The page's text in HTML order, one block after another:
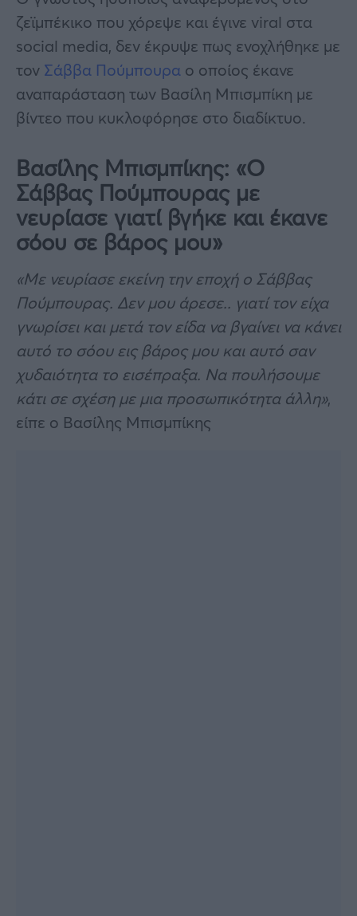
ζεϊμπέκικο που χόρεψε και έγινε viral στα
social media, δεν έκρυψε πως ενοχλήθηκε με
τον Σάββα Πούμπουρα ο οποίος έκανε
αναπαράσταση των Βασίλη Μπισμπίκη με
βίντεο που κυκλοφόρησε στο διαδίκτυο.
Βασίλης Μπισμπίκης: «Ο
Σάββας Πούμπουρας με
νευρίασε γιατί βγήκε και έκανε
σόου σε βάρος μου»
«Με νευρίασε εκείνη την εποχή ο Σάββας
Πούμπουρας. Δεν μου άρεσε.. γιατί τον είχα
γνωρίσει και μετά τον είδα να βγαίνει να κάνει
αυτό το σόου εις βάρος μου και αυτό σαν
χυδαιότητα το εισέπραξα. Να πουλήσουμε
κάτι σε σχέση με μια προσωπικότητα άλλη»,
είπε ο Βασίλης Μπισμπίκης